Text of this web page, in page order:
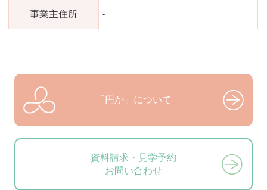
事業主住所 -
「円か」について
資料請求・見学予約
お問い合わせ